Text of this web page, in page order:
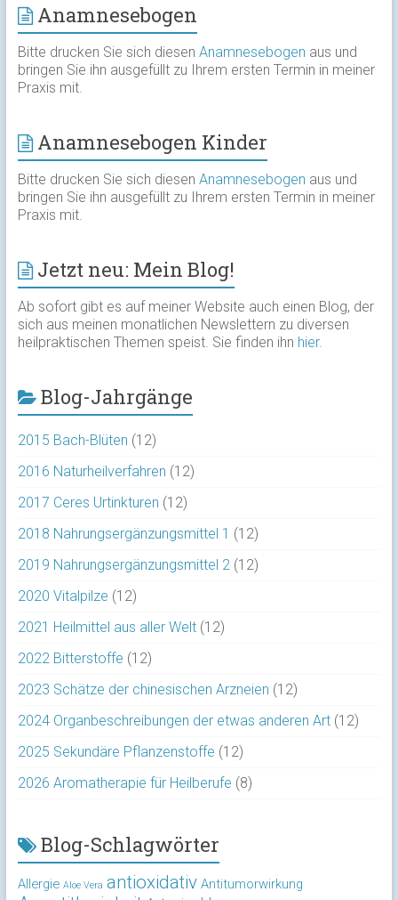
Anamnesebogen
Bitte drucken Sie sich diesen Anamnesebogen aus und
bringen Sie ihn ausgefüllt zu Ihrem ersten Termin in meiner
Praxis mit.
Anamnesebogen Kinder
Bitte drucken Sie sich diesen Anamnesebogen aus und
bringen Sie ihn ausgefüllt zu Ihrem ersten Termin in meiner
Praxis mit.
Jetzt neu: Mein Blog!
Ab sofort gibt es auf meiner Website auch einen Blog, der
sich aus meinen monatlichen Newslettern zu diversen
heilpraktischen Themen speist. Sie finden ihn hier.
Blog-Jahrgänge
2015 Bach-Blüten (12)
2016 Naturheilverfahren (12)
2017 Ceres Urtinkturen (12)
2018 Nahrungsergänzungsmittel 1 (12)
2019 Nahrungsergänzungsmittel 2 (12)
2020 Vitalpilze (12)
2021 Heilmittel aus aller Welt(12)
2022 Bitterstoffe (12)
2023 Schätze der chinesischen Arzneien (12)
2024 Organbeschreibungen der etwas anderen Art(12)
2025 Sekundäre Pflanzenstoffe (12)
2026 Aromatherapie für Heilberufe (8)
Blog-Schlagwörter
Allergie Aloe Vera antioxidativ Antitumorwirkung